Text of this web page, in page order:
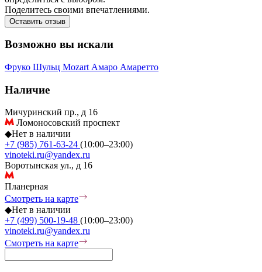
Поделитесь своими впечатлениями.
Оставить отзыв
Возможно вы искали
Фруко Шульц Mozart Амаро Амаретто
Наличие
Мичуринский пр., д 16
Ломоносовский проспект
◆Нет в наличии
+7 (985) 761-63-24 (10:00–23:00)
vinoteki.ru@yandex.ru
Воротынская ул., д 16
Планерная
Смотреть на карте
◆Нет в наличии
+7 (499) 500-19-48 (10:00–23:00)
vinoteki.ru@yandex.ru
Смотреть на карте